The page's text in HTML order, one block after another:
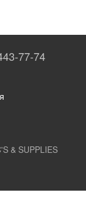
77-74
& SUPPLIES